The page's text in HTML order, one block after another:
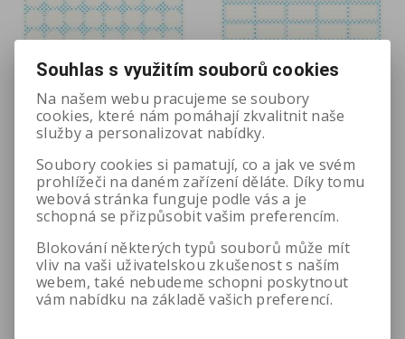
Voděodolná
samolepicí kolečka 12
mm - transparentn
Katalogové číslo:236AT
Voděodolné
samolepicí obdélníčky
19x10 - transpare
Katalogové číslo:244AT
14,05 Kč
Souhlas s využitím souborů cookies
Na našem webu pracujeme se soubory
cookies, které nám pomáhají zkvalitnit naše
služby a personalizovat nabídky.
Soubory cookies si pamatují, co a jak ve svém
prohlížeči na daném zařízení děláte. Díky tomu
webová stránka funguje podle vás a je
schopná se přizpůsobit vašim preferencím.
Blokování některých typů souborů může mít
vliv na vaši uživatelskou zkušenost s naším
webem, také nebudeme schopni poskytnout
vám nabídku na základě vašich preferencí.